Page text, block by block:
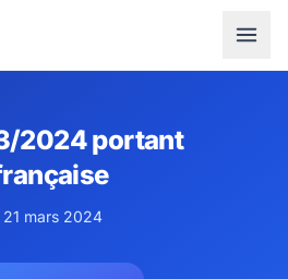
2024 portant
mars 2024